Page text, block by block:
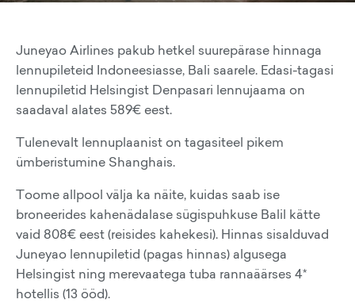
Juneyao Airlines pakub hetkel suurepärase hinnaga
lennupileteid Indoneesiasse, Bali saarele. Edasi-tagasi
lennupiletid Helsingist Denpasari lennujaama on
saadaval alates 589€ eest.
Tulenevalt lennuplaanist on tagasiteel pikem
ümberistumine Shanghais.
Toome allpool välja ka näite, kuidas saab ise
broneerides kahenädalase sügispuhkuse Balil kätte
vaid 808€ eest (reisides kahekesi). Hinnas sisalduvad
Juneyao lennupiletid (pagas hinnas) algusega
Helsingist ning merevaatega tuba rannaäärses 4*
hotellis (13 ööd).